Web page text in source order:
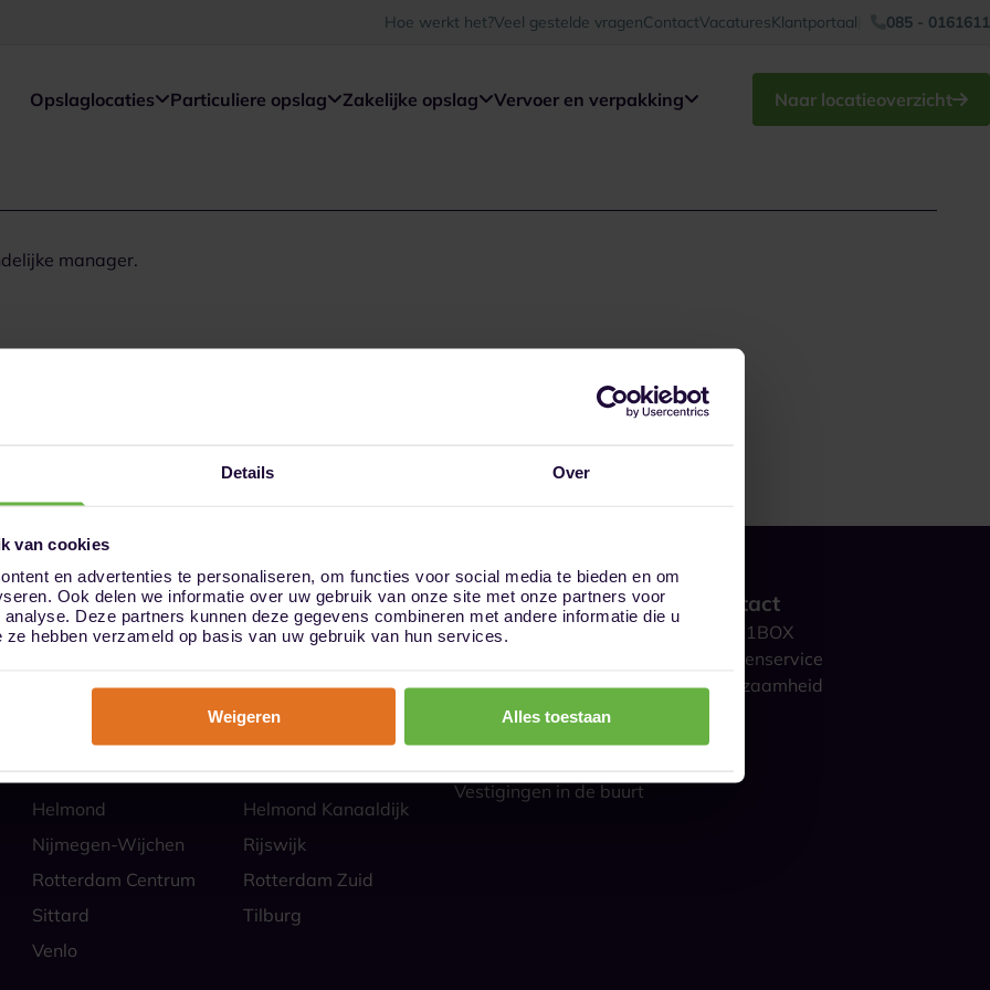
Details Over
van cookies
en advertenties te personaliseren, om functies voor social media te bieden en om
Ook delen we informatie over uw gebruik van onze site met onze partners voor
Deze partners kunnen deze gegevens combineren met andere informatie die u
hebben verzameld op basis van uw gebruik van hun services.
Weigeren Alles toestaan
Hoe werkt het?Veel gestelde vragenContactVacaturesKlantportaal 085 - 0161611
Opslaglocaties Particuliere opslag Zakelijke opslag Vervoer en verpakking Naar locatieoverzicht
manager.
Almere
Alphen aan den Rijn
Eindhoven Best
Helmond
Helmond Kanaaldijk
Nijmegen-Wijchen
Rijswijk
Rotterdam Centrum
Rotterdam Zuid
Sittard
Tilburg
Venlo
Hoe werkt het?
Veilige opslag
Particulieren
Zakelijk
Vestigingen in de buurt
Contact
Over 1BOX
Klantenservice
Duurzaamheid